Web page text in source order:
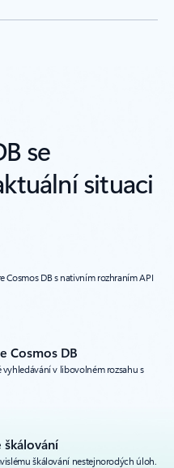
se
situaci
DB s nativním rozhraním API
Cosmos DB
v libovolném rozsahu s
škálování nestejnorodých úloh.